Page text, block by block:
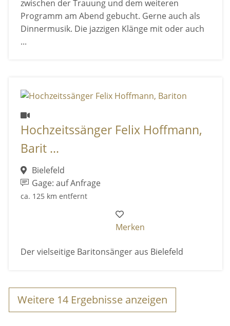
zwischen der Trauung und dem weiteren
Programm am Abend gebucht. Gerne auch als
Dinnermusik. Die jazzigen Klänge mit oder auch
...
Hochzeitssänger Felix Hoffmann,
Barit ...
Bielefeld
Gage: auf Anfrage
ca. 125 km entfernt
Merken
Der vielseitige Baritonsänger aus Bielefeld
Weitere 14 Ergebnisse anzeigen